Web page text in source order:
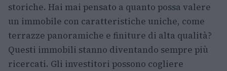
storiche. Hai mai pensato a quanto possa valere
un immobile con caratteristiche uniche, come
terrazze panoramiche e finiture di alta qualità?
Questi immobili stanno diventando sempre più
ricercati. Gli investitori possono cogliere